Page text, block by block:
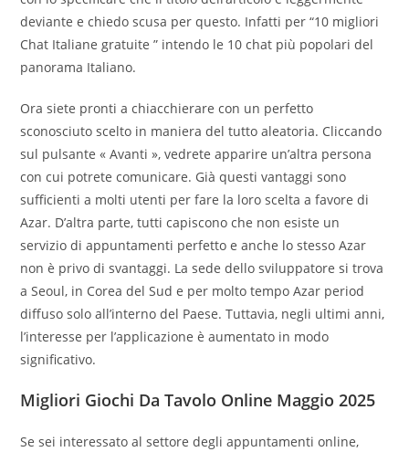
deviante e chiedo scusa per questo. Infatti per “10 migliori
Chat Italiane gratuite ” intendo le 10 chat più popolari del
panorama Italiano.
Ora siete pronti a chiacchierare con un perfetto
sconosciuto scelto in maniera del tutto aleatoria. Cliccando
sul pulsante « Avanti », vedrete apparire un’altra persona
con cui potrete comunicare. Già questi vantaggi sono
sufficienti a molti utenti per fare la loro scelta a favore di
Azar. D’altra parte, tutti capiscono che non esiste un
servizio di appuntamenti perfetto e anche lo stesso Azar
non è privo di svantaggi. La sede dello sviluppatore si trova
a Seoul, in Corea del Sud e per molto tempo Azar period
diffuso solo all’interno del Paese. Tuttavia, negli ultimi anni,
l’interesse per l’applicazione è aumentato in modo
significativo.
Migliori Giochi Da Tavolo Online Maggio 2025
Se sei interessato al settore degli appuntamenti online,